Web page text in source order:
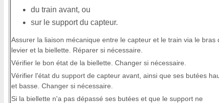
du train avant, ou
sur le support du capteur.
Assurer la liaison mécanique entre le capteur et le train via le bras
levier et la biellette. Réparer si nécessaire.
Vérifier le bon état de la biellette. Changer si nécessaire.
Vérifier l'état du support de capteur avant, ainsi que ses butées
et basse. Changer si nécessaire.
Si la biellette n'a pas dépassé ses butées et que le support ne